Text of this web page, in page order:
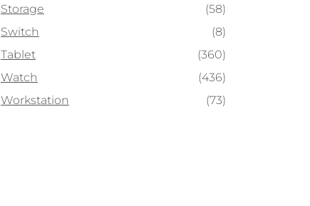
Storage
(58)
Switch
(8)
Tablet
(360)
Watch
(436)
Workstation
(73)